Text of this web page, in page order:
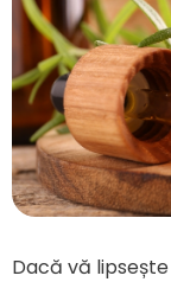
Dacă vă